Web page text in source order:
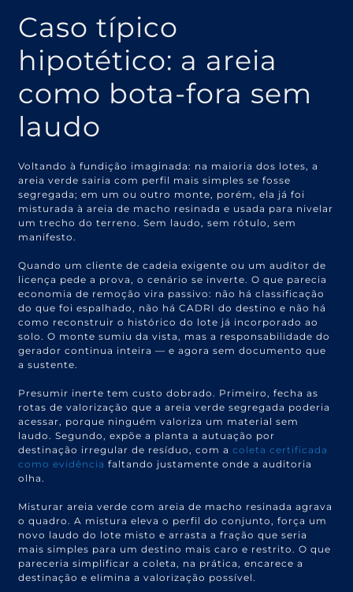
Caso típico
hipotético: a areia
como bota-fora sem
laudo
Voltando à fundição imaginada: na maioria dos lotes, a
areia verde sairia com perfil mais simples se fosse
segregada; em um ou outro monte, porém, ela já foi
misturada à areia de macho resinada e usada para nivelar
um trecho do terreno. Sem laudo, sem rótulo, sem
manifesto.
Quando um cliente de cadeia exigente ou um auditor de
licença pede a prova, o cenário se inverte. O que parecia
economia de remoção vira passivo: não há classificação
do que foi espalhado, não há CADRI do destino e não há
como reconstruir o histórico do lote já incorporado ao
solo. O monte sumiu da vista, mas a responsabilidade do
gerador continua inteira — e agora sem documento que
a sustente.
Presumir inerte tem custo dobrado. Primeiro, fecha as
rotas de valorização que a areia verde segregada poderia
acessar, porque ninguém valoriza um material sem
laudo. Segundo, expõe a planta a autuação por
destinação irregular de resíduo, com acoleta certificada
como evidência faltando justamente onde a auditoria
olha.
Misturar areia verde com areia de macho resinada agrava
o quadro. A mistura eleva o perfil do conjunto, força um
novo laudo do lote misto e arrasta a fração que seria
mais simples para um destino mais caro e restrito. O que
pareceria simplificar a coleta, na prática, encarece a
destinação e elimina a valorização possível.